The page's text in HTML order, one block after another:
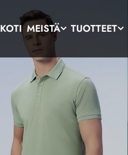
KOTI MEISTÄ TUOTTEET